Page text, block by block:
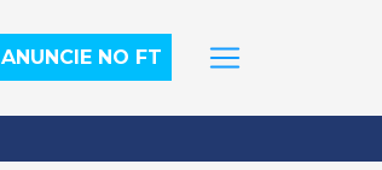
ANUNCIE NO FT